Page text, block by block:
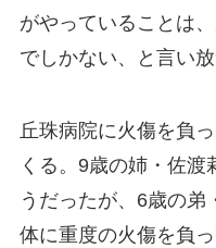
がやっていることは
でしかない、と言い放
丘珠病院に火傷を負
くる。9歳の姉・佐渡
うだったが、6歳の弟
体に重度の火傷を負っ